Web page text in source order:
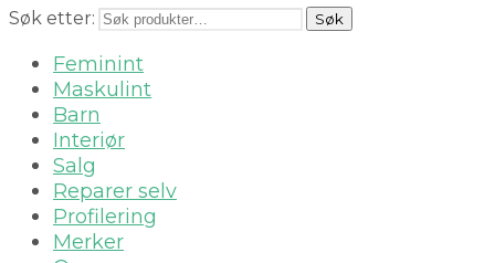
Søk etter: Søk
Feminint
Maskulint
Barn
Interiør
Salg
Reparer selv
Profilering
Merker